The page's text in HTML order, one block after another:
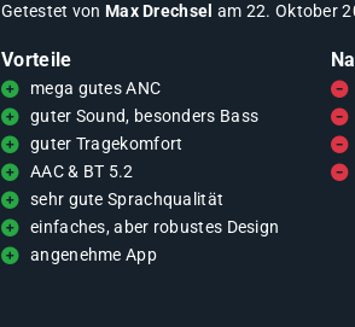
Getestet von Max Drechsel am 22. Oktober
Vorteile
mega gutes ANC
guter Sound, besonders Bass
guter Tragekomfort
AAC & BT 5.2
sehr gute Sprachqualität
einfaches, aber robustes Design
angenehme App